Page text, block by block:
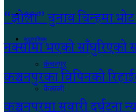
होमपेज
सुदूरपश्चिम
कंचनपुर
कैलाली
“झोला” चुनाव चिन्हमा
नक्सामा भएको
कञ्चनपुरका विपिनको
कञ्चनपुरमा सवारी दुर्घटना